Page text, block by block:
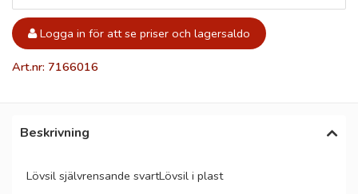
Logga in för att se priser och lagersaldo
Art.nr: 7166016
Beskrivning
Lövsil självrensande svartLövsil i plast